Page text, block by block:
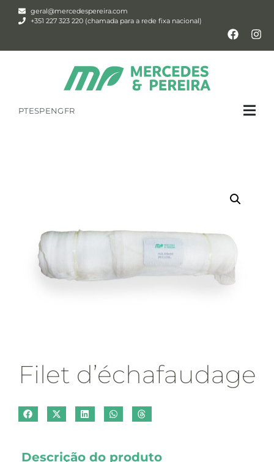
geral@mercedespereira.com
+351 227 323 220 (chamada para a rede fixa nacional)
PTESPENGFR
Filet d’échafaudage
Descrição do produto